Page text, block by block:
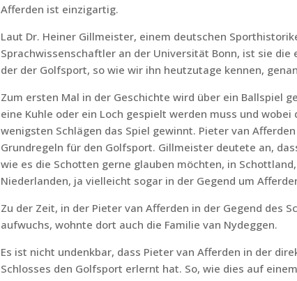
Afferden ist einzigartig.
Laut Dr. Heiner Gillmeister, einem deutschen
Sprachwissenschaftler an der Universität Bonn, ist sie
der der Golfsport, so wie wir ihn heutzutage kennen,
Zum ersten Mal in der Geschichte wird über ein Ballspiel
eine Kuhle oder ein Loch gespielt werden muss und wobei
wenigsten Schlägen das Spiel gewinnt. Pieter van
Grundregeln für den Golfsport. Gillmeister deutete an,
wie es die Schotten gerne glauben möchten, in
Niederlanden, ja vielleicht sogar in der Gegend um
Zu der Zeit, in der Pieter van Afferden in der Gegend des
aufwuchs, wohnte dort auch die Familie van Nydeggen.
Es ist nicht undenkbar, dass Pieter van Afferden in der
Schlosses den Golfsport erlernt hat. So, wie dies auf